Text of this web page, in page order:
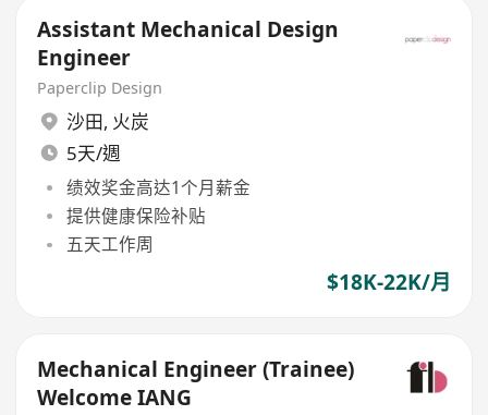
Assistant Mechanical Design
Engineer
Paperclip Design
沙田, 火炭
5天/週
绩效奖金高达1个月薪金
提供健康保险补贴
五天工作周
$18K-22K/月
Mechanical Engineer (Trainee)
Welcome IANG